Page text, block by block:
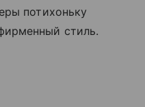
потихоньку
стиль.